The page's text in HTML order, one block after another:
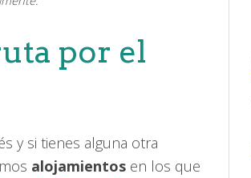
por el
y si tienes alguna otra
alojamientos en los que